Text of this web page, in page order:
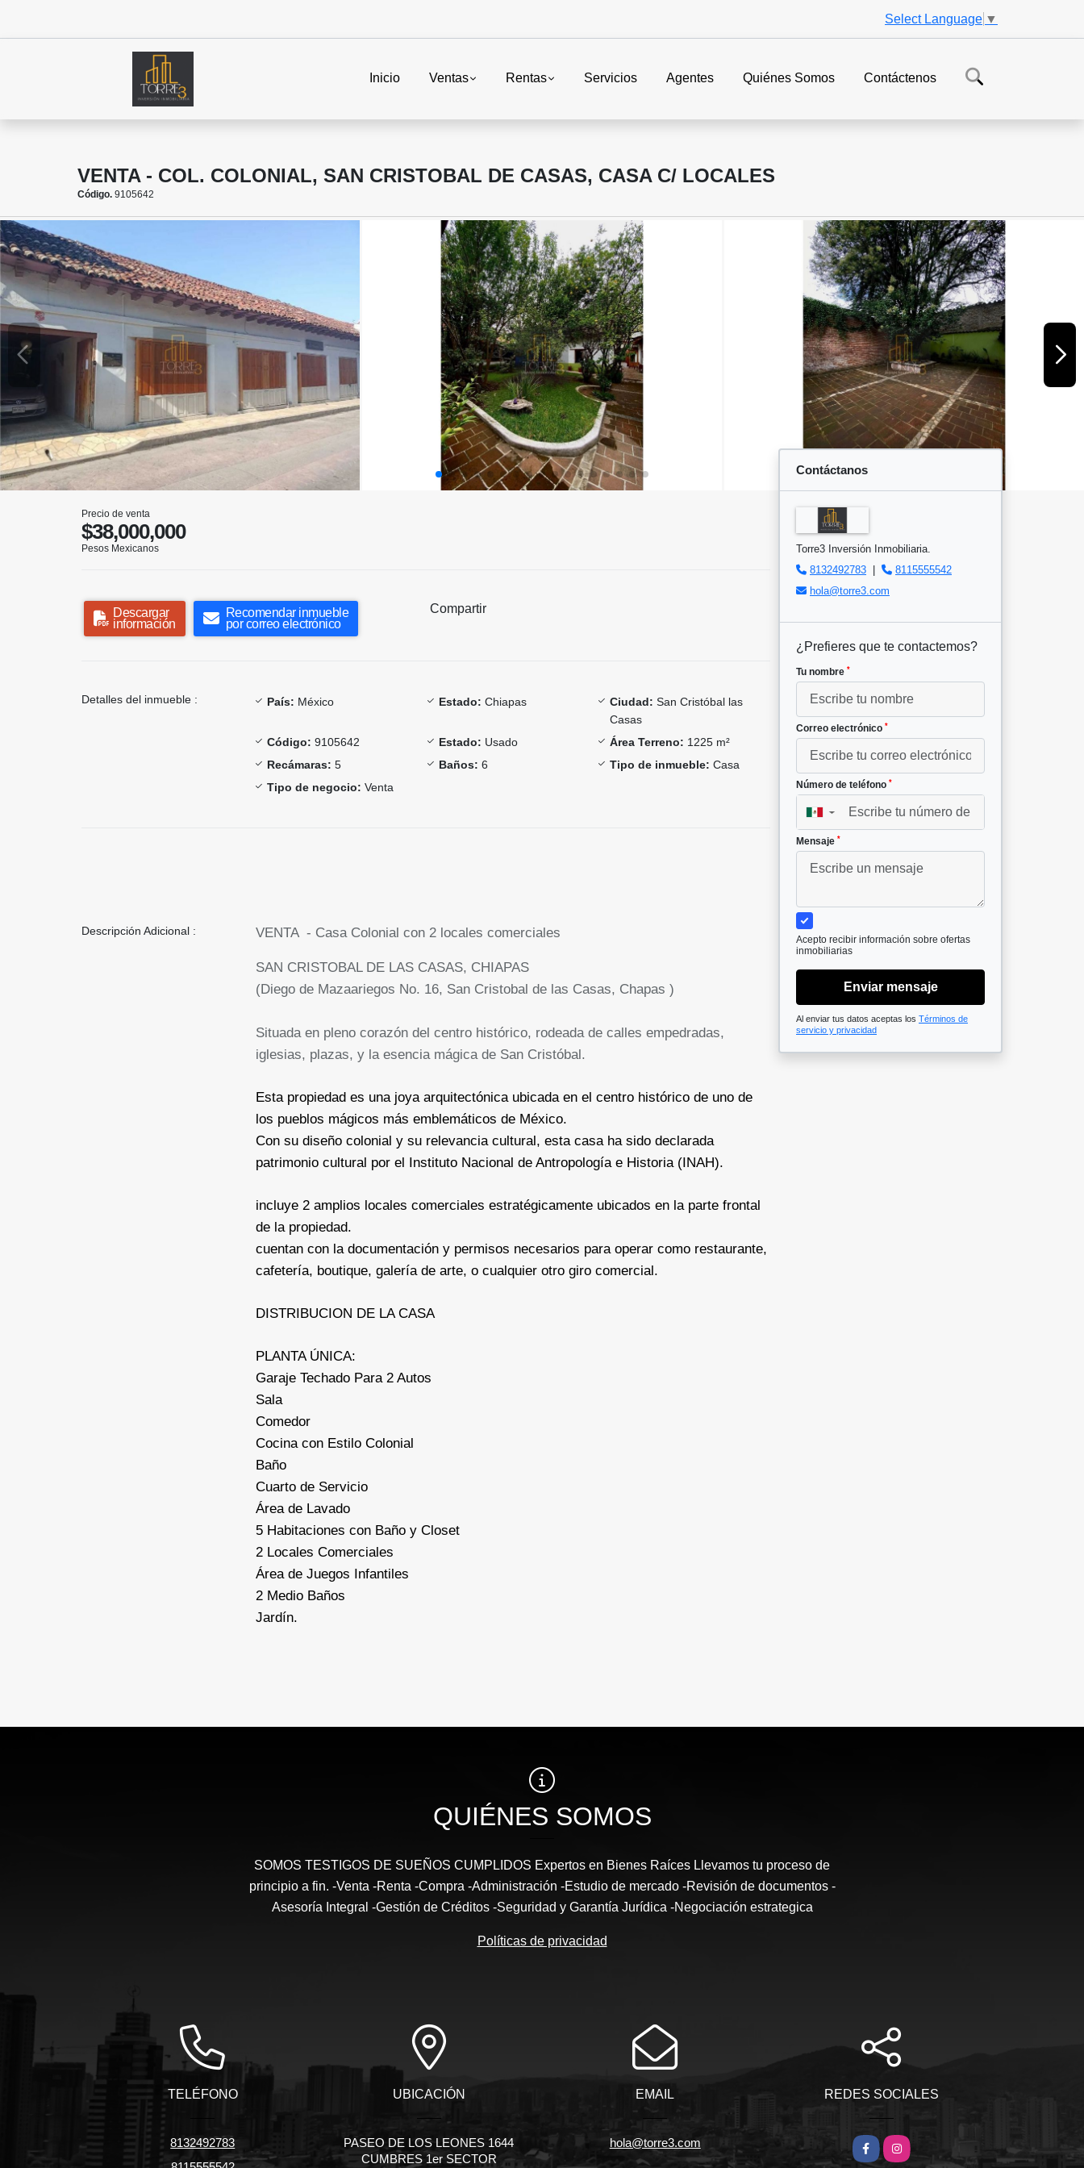
Select Language ▼
Inicio Ventas Rentas Servicios Agentes Quiénes Somos Contáctenos
VENTA - COL. COLONIAL, SAN CRISTOBAL DE CASAS, CASA C/ LOCALES
Código. 9105642
Precio de venta
$38,000,000
Pesos Mexicanos
Descargar
información
Recomendar inmueble
por correo electrónico
Compartir
Detalles del inmueble : País: México Estado: Chiapas Ciudad: San Cristóbal las
Casas
Código: 9105642 Estado: Usado Área Terreno: 1225 m²
Recámaras: 5 Baños: 6 Tipo de inmueble: Casa
Tipo de negocio: Venta
Descripción Adicional : VENTA - Casa Colonial con 2 locales comerciales
SAN CRISTOBAL DE LAS CASAS, CHIAPAS
(Diego de Mazaariegos No. 16, San Cristobal de las Casas, Chapas )
Situada en pleno corazón del centro histórico, rodeada de calles empedradas,
iglesias, plazas, y la esencia mágica de San Cristóbal.
Esta propiedad es una joya arquitectónica ubicada en el centro histórico de uno de
los pueblos mágicos más emblemáticos de México.
Con su diseño colonial y su relevancia cultural, esta casa ha sido declarada
patrimonio cultural por el Instituto Nacional de Antropología e Historia (INAH).
incluye 2 amplios locales comerciales estratégicamente ubicados en la parte frontal
de la propiedad.
cuentan con la documentación y permisos necesarios para operar como restaurante,
cafetería, boutique, galería de arte, o cualquier otro giro comercial.
DISTRIBUCION DE LA CASA
PLANTA ÚNICA:
Garaje Techado Para 2 Autos
Sala
Comedor
Cocina con Estilo Colonial
Baño
Cuarto de Servicio
Área de Lavado
5 Habitaciones con Baño y Closet
2 Locales Comerciales
Área de Juegos Infantiles
2 Medio Baños
Jardín.
Contáctanos
Torre3 Inversión Inmobiliaria.
8132492783
8115555542
hola@torre3.com
¿Prefieres que te contactemos?
Tu nombre *
Correo electrónico *
Número de teléfono *
▼
Mensaje *
Acepto recibir información sobre ofertas
inmobiliarias
Enviar mensaje
Al enviar tus datos aceptas los Términos de
servicio y privacidad
QUIÉNES SOMOS
SOMOS TESTIGOS DE SUEÑOS CUMPLIDOS Expertos en Bienes Raíces Llevamos tu proceso de
principio a fin. -Venta -Renta -Compra -Administración -Estudio de mercado -Revisión de documentos -
Asesoría Integral -Gestión de Créditos -Seguridad y Garantía Jurídica -Negociación estrategica
Políticas de privacidad
TELÉFONO
8132492783
UBICACIÓN
PASEO DE LOS LEONES 1644
CUMBRES 1er SECTOR
EMAIL
hola@torre3.com
REDES SOCIALES
Facebook
Instagram